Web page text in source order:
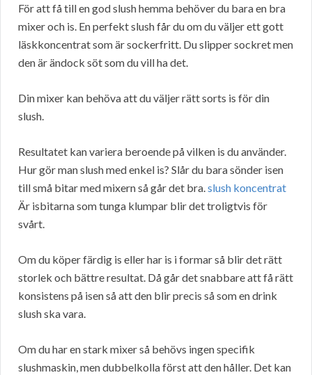
För att få till en god slush hemma behöver du bara en bra
mixer och is. En perfekt slush får du om du väljer ett gott
läskkoncentrat som är sockerfritt. Du slipper sockret men
den är ändock söt som du vill ha det.
Din mixer kan behöva att du väljer rätt sorts is för din
slush.
Resultatet kan variera beroende på vilken is du använder.
Hur gör man slush med enkel is? Slår du bara sönder isen
till små bitar med mixern så går det bra.slush koncentrat
Är isbitarna som tunga klumpar blir det troligtvis för
svårt.
Om du köper färdig is eller har is i formar så blir det rätt
storlek och bättre resultat. Då går det snabbare att få rätt
konsistens på isen så att den blir precis så som en drink
slush ska vara.
Om du har en stark mixer så behövs ingen specifik
slushmaskin, men dubbelkolla först att den håller. Det kan